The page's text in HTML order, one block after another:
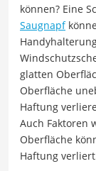
können? Eine
Saugnapf
glatten
Oberfläche
Haftung
Auch Faktoren
Oberfläche
Haftung